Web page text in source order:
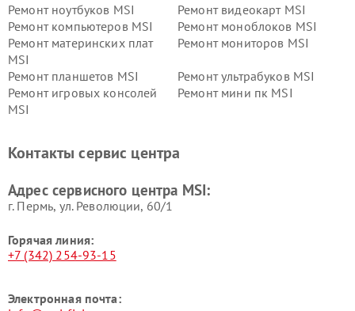
Ремонт ноутбуков MSI
Ремонт видеокарт MSI
Ремонт компьютеров MSI
Ремонт моноблоков MSI
Ремонт материнских плат
MSI
Ремонт мониторов MSI
Ремонт планшетов MSI
Ремонт ультрабуков MSI
Ремонт игровых консолей
MSI
Ремонт мини пк MSI
Контакты сервис центра
Адрес сервисного центра MSI:
г. Пермь, ул. ​Революции, 60/1
Горячая линия:
+7 (342) 254-93-15
Электронная почта: